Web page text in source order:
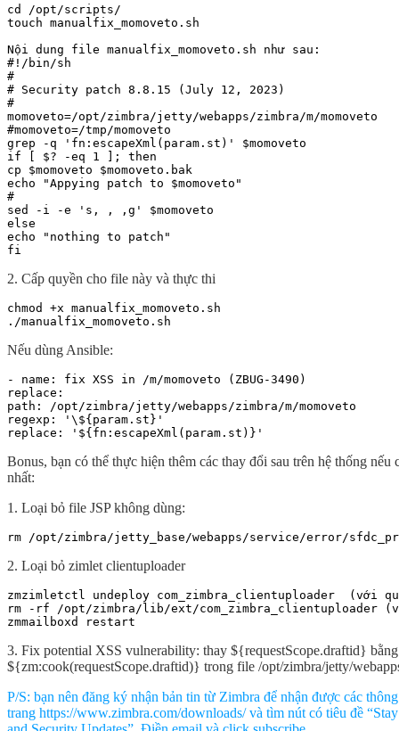
cd /opt/scripts/
touch manualfix_momoveto.sh
Nội dung file manualfix_momoveto.sh như sau:
#!/bin/sh
#
# Security patch 8.8.15 (July 12, 2023)
#
momoveto=/opt/zimbra/jetty/webapps/zimbra/m/momoveto
#momoveto=/tmp/momoveto
grep -q 'fn:escapeXml(param.st)' $momoveto
if [ $? -eq 1 ]; then
cp $momoveto $momoveto.bak
echo "Appying patch to $momoveto"
#
sed -i -e 's, , ,g' $momoveto
else
echo "nothing to patch"
fi
2. Cấp quyền cho file này và thực thi
chmod +x manualfix_momoveto.sh
./manualfix_momoveto.sh
Nếu dùng Ansible:
- name: fix XSS in /m/momoveto (ZBUG-3490)
replace:
path: /opt/zimbra/jetty/webapps/zimbra/m/momoveto
regexp: '\${param.st}'
replace: '${fn:escapeXml(param.st)}'
Bonus, bạn có thể thực hiện thêm các thay đổi sau trên hệ thống
nhất:
1. Loại bỏ file JSP không dùng:
rm /opt/zimbra/jetty_base/webapps/service/error/
2. Loại bỏ zimlet clientuploader
zmzimletctl undeploy com_zimbra_clientuploader  (với
rm -rf /opt/zimbra/lib/ext/com_zimbra_clientuploader
zmmailboxd restart
3. Fix potential XSS vulnerability: thay ${requestScope.draftid} bằng
${zm:cook(requestScope.draftid)} trong file /opt/zimbra/jetty/
P/S: bạn nên đăng ký nhận bản tin từ Zimbra để nhận được các
trang https://www.zimbra.com/downloads/ và tìm nút có tiêu đề